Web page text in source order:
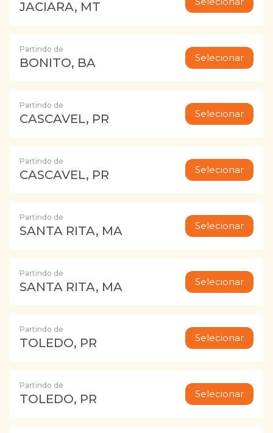
JACIARA, MT
Partindo de
BONITO, BA Selecionar
Partindo de
CASCAVEL, PR Selecionar
Partindo de
CASCAVEL, PR Selecionar
Partindo de
SANTA RITA, MA Selecionar
Partindo de
SANTA RITA, MA Selecionar
Partindo de
TOLEDO, PR Selecionar
Partindo de
TOLEDO, PR Selecionar